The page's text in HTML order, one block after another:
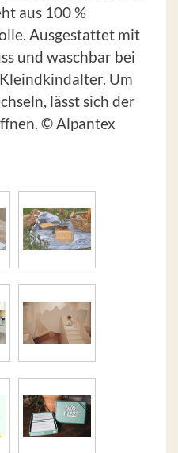
aus 100 %
Ausgestattet mit
und waschbar bei
Um
lässt sich der
© Alpantex